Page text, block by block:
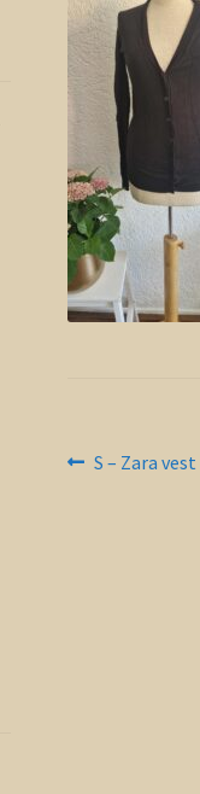
Bericht
Vorig
S – Zara